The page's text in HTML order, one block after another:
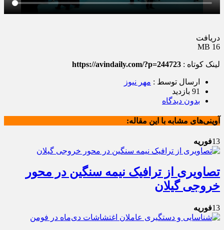
دریافت
16 MB
لینک کوتاه : https://avindaily.com/?p=244723
ارسال توسط : مهر نیوز
91 بازدید
بدون دیدگاه
آوینی‌های مشابه با این مقاله:
13فوریه
تصاویری از ترافیک نیمه سنگین در محور
خروجی گیلان
13فوریه